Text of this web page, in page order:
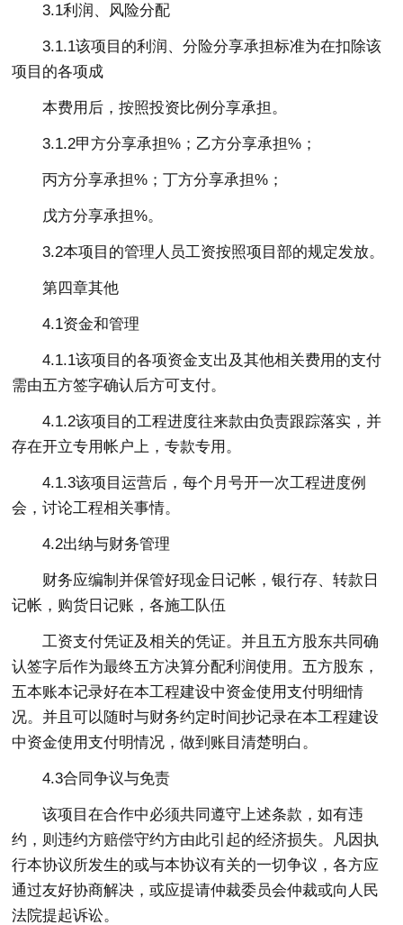
3.1利润、风险分配
3.1.1该项目的利润、分险分享承担标准为在扣除该
项目的各项成
本费用后，按照投资比例分享承担。
3.1.2甲方分享承担%；乙方分享承担%；
丙方分享承担%；丁方分享承担%；
戊方分享承担%。
3.2本项目的管理人员工资按照项目部的规定发放。
第四章其他
4.1资金和管理
4.1.1该项目的各项资金支出及其他相关费用的支付
需由五方签字确认后方可支付。
4.1.2该项目的工程进度往来款由负责跟踪落实，并
存在开立专用帐户上，专款专用。
4.1.3该项目运营后，每个月号开一次工程进度例
会，讨论工程相关事情。
4.2出纳与财务管理
财务应编制并保管好现金日记帐，银行存、转款日
记帐，购货日记账，各施工队伍
工资支付凭证及相关的凭证。并且五方股东共同确
认签字后作为最终五方决算分配利润使用。五方股东，
五本账本记录好在本工程建设中资金使用支付明细情
况。并且可以随时与财务约定时间抄记录在本工程建设
中资金使用支付明情况，做到账目清楚明白。
4.3合同争议与免责
该项目在合作中必须共同遵守上述条款，如有违
约，则违约方赔偿守约方由此引起的经济损失。凡因执
行本协议所发生的或与本协议有关的一切争议，各方应
通过友好协商解决，或应提请仲裁委员会仲裁或向人民
法院提起诉讼。